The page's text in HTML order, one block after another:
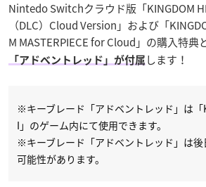
Nintedo Switchクラウド版「KINGDOM
（DLC）Cloud Version」および「
M MASTERPIECE for Cloud」の購入特典
「アドベントレッド」が付属 します！
※キーブレード「アドベントレッド」は「
I」のゲーム内にて使用できます。
※キーブレード「アドベントレッド」は後
可能性があります。